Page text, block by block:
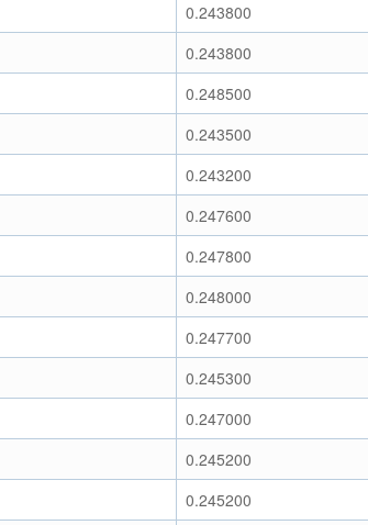
0.243800
0.243800
0.248500
0.243500
0.243200
0.247600
0.247800
0.248000
0.247700
0.245300
0.247000
0.245200
0.245200